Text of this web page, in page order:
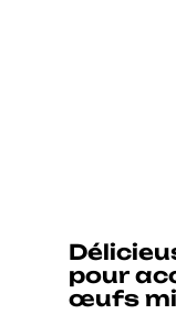
pour
œufs